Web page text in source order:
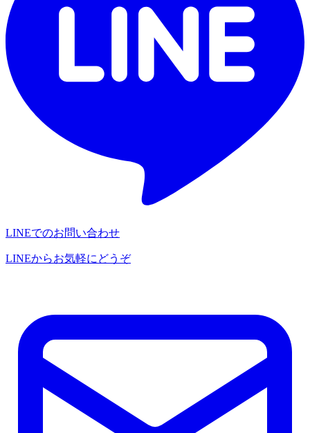
LINEでのお問い合わせ
LINEからお気軽にどうぞ